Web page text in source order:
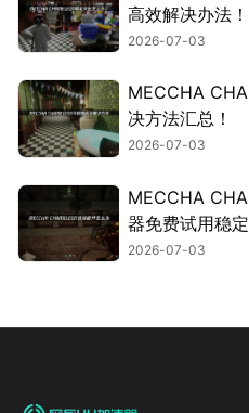
高效解决办法！
2026-07-03
MECCHA
决方法汇总！
2026-07-03
MECCHA
器免费试用稳定
2026-07-03